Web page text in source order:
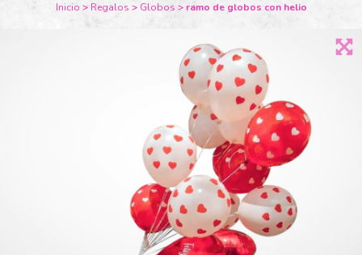
Inicio > Regalos > Globos > ramo de globos con helio